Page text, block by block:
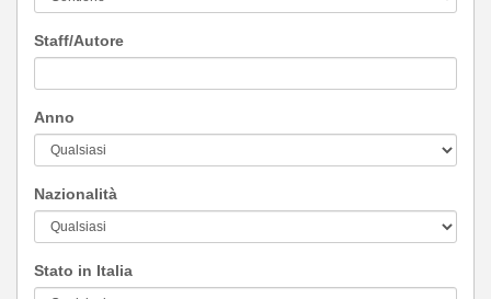
Staff/Autore
Anno
Nazionalità
Stato in Italia